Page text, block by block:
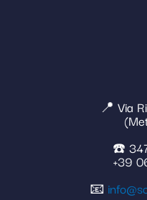
📍 Via
☎️
+39
📧